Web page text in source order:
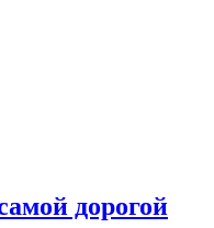
дорогой